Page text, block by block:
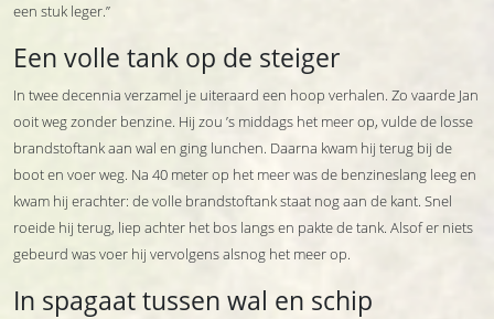
een stuk leger.”
Een volle tank op de steiger
In twee decennia verzamel je uiteraard een hoop verhalen. Zo vaarde Jan
ooit weg zonder benzine. Hij zou ’s middags het meer op, vulde de losse
brandstoftank aan wal en ging lunchen. Daarna kwam hij terug bij de
boot en voer weg. Na 40 meter op het meer was de benzineslang leeg en
kwam hij erachter: de volle brandstoftank staat nog aan de kant. Snel
roeide hij terug, liep achter het bos langs en pakte de tank. Alsof er niets
gebeurd was voer hij vervolgens alsnog het meer op.
In spagaat tussen wal en schip